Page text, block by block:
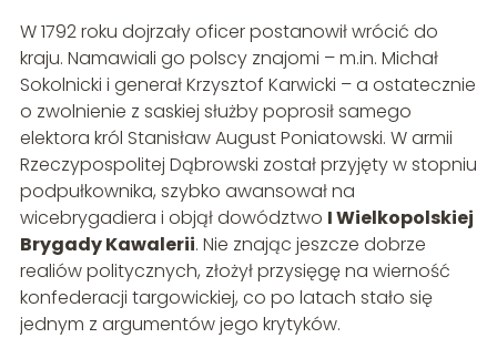
W 1792 roku dojrzały oficer postanowił wrócić do
kraju. Namawiali go polscy znajomi – m.in. Michał
Sokolnicki i generał Krzysztof Karwicki – a ostatecznie
o zwolnienie z saskiej służby poprosił samego
elektora król Stanisław August Poniatowski. W armii
Rzeczypospolitej Dąbrowski został przyjęty w stopniu
podpułkownika, szybko awansował na
wicebrygadiera i objął dowództwo I Wielkopolskiej
Brygady Kawalerii. Nie znając jeszcze dobrze
realiów politycznych, złożył przysięgę na wierność
konfederacji targowickiej, co po latach stało się
jednym z argumentów jego krytyków.